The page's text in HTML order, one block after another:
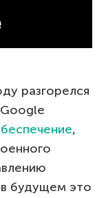
разгорелся
,
будущем это